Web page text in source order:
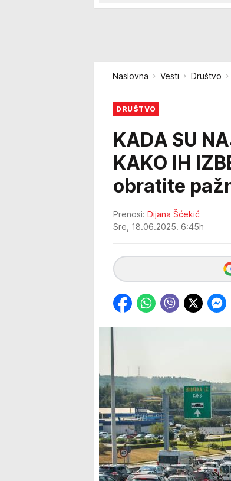
Naslovna Vesti Društvo
DRUŠTVO
KADA SU
KAKO IH
obratite
Prenosi: Dijana Šćekić
Sre, 18.06.2025. 6:45h